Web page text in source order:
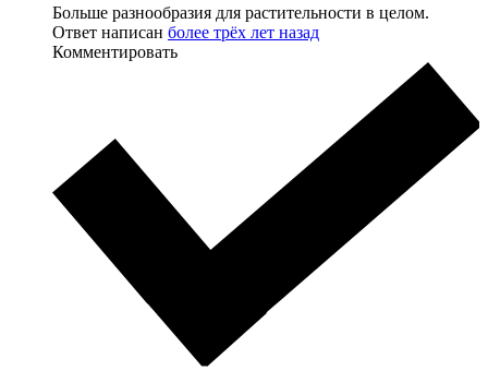
Больше разнообразия для растительности в целом.
Ответ написан более трёх лет назад
Комментировать